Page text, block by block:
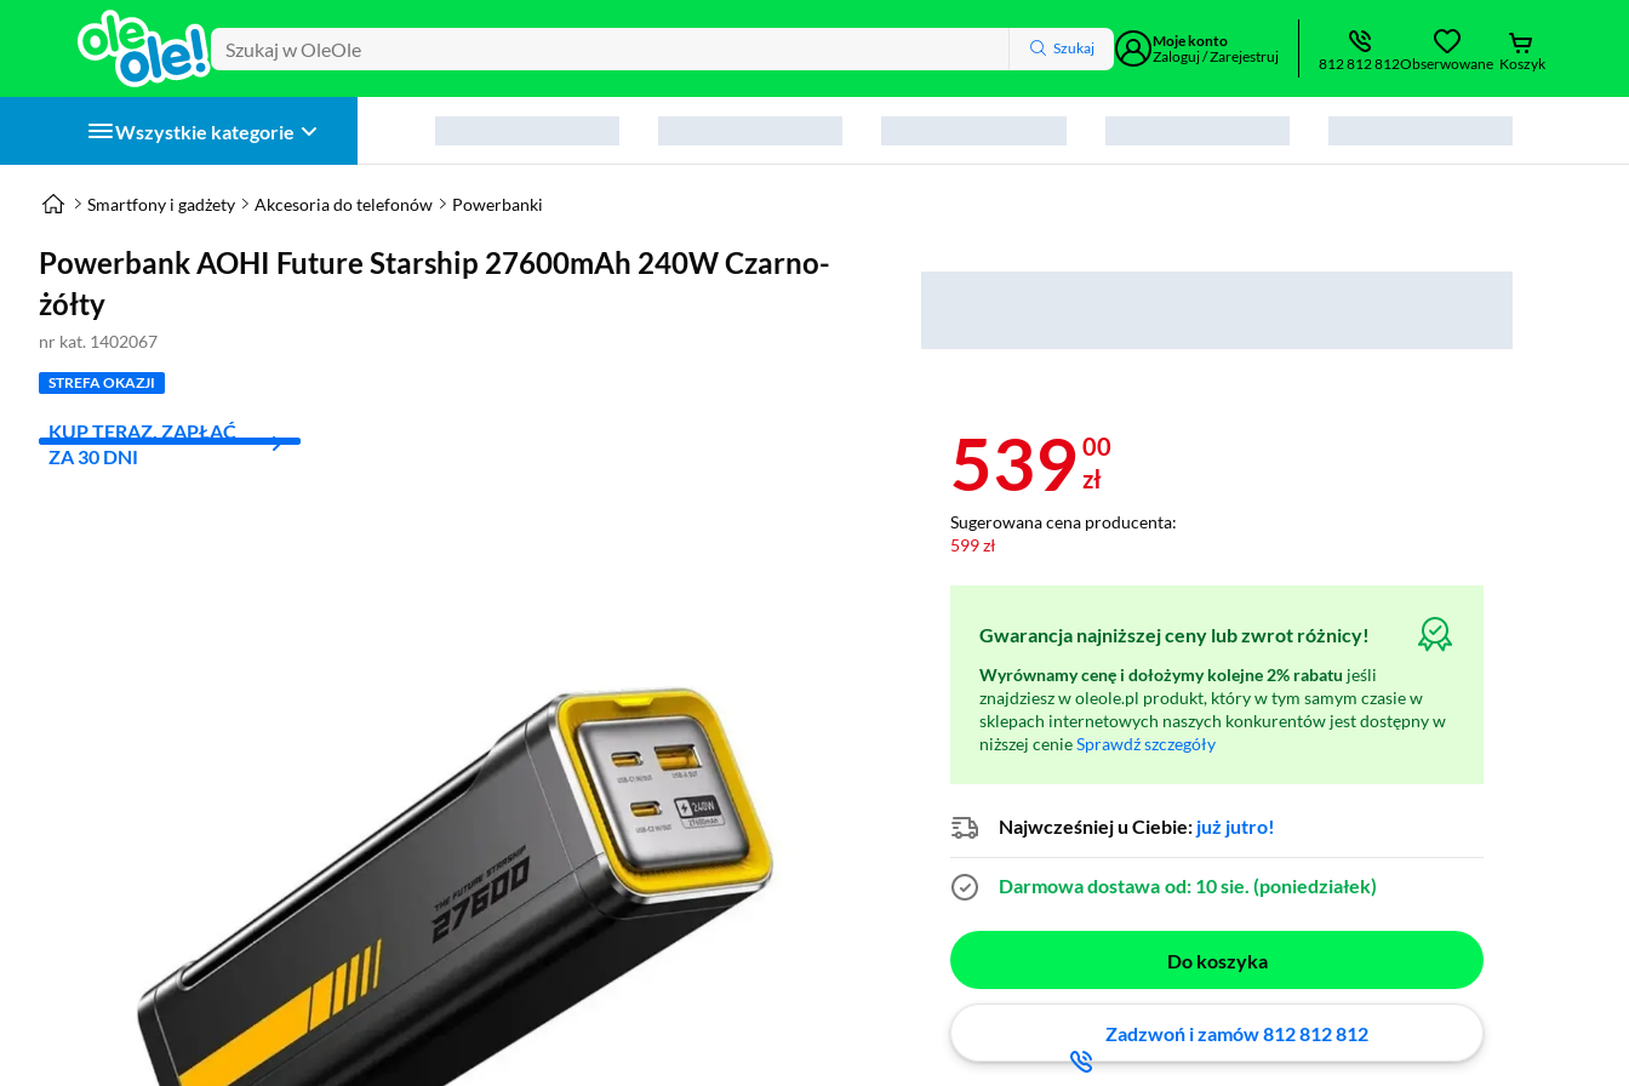
Szukaj
Moje konto
Zaloguj / Zarejestruj
812 812 812Obserwowane Koszyk
Wszystkie kategorie
Smartfony i gadżety Akcesoria do telefonów Powerbanki
Powerbank AOHI Future Starship 27600mAh 240W Czarno-
żółty
nr kat. 1402067
STREFA OKAZJI
KUP TERAZ, ZAPŁAĆ
ZA 30 DNI
539 00
zł
Sugerowana cena producenta:
599 zł
Gwarancja najniższej ceny lub zwrot różnicy!
Wyrównamy cenę i dołożymy kolejne 2% rabatu jeśli
znajdziesz w oleole.pl produkt, który w tym samym czasie w
sklepach internetowych naszych konkurentów jest dostępny w
niższej cenieSprawdź szczegóły
Najwcześniej u Ciebie: już jutro!
Darmowa dostawa od: 10 sie. (poniedziałek)
Do koszyka
Zadzwoń i zamów 812 812 812